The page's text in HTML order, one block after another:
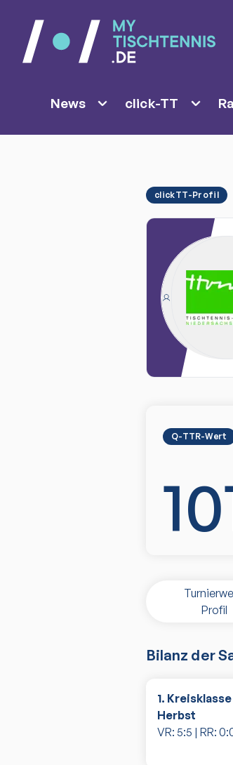
News click-TT
clickTT-Profil
Q-TTR-Wert
Profil
Bilanz der
1.
Herbst
VR: 5:5 | RR: 0: